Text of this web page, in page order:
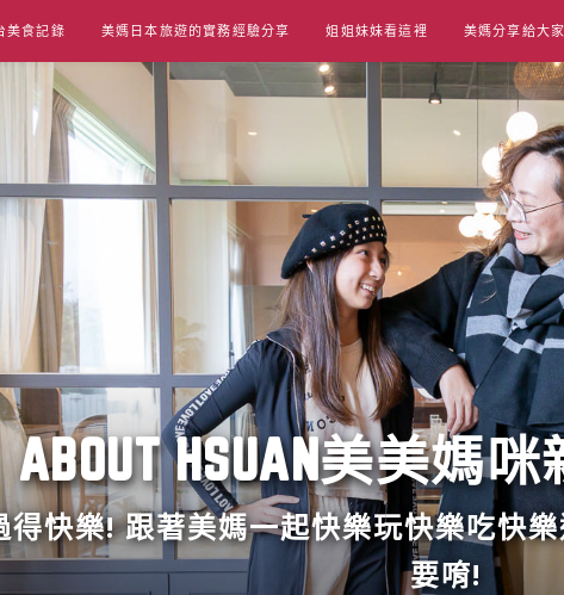
美食記錄 美媽日本旅遊的實務經驗分享 姐姐妹妹看這裡 美媽分享給大
ABOUT HSUAN美美媽
得快樂! 跟著美媽一起快樂玩快樂吃快
要唷!